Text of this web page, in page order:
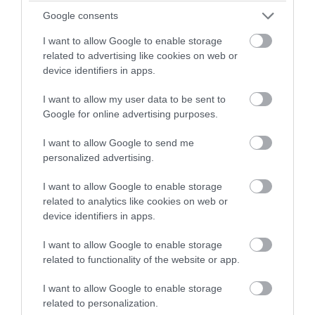
Google consents
I want to allow Google to enable storage
related to advertising like cookies on web or
device identifiers in apps.
I want to allow my user data to be sent to
Google for online advertising purposes.
I want to allow Google to send me
personalized advertising.
I want to allow Google to enable storage
related to analytics like cookies on web or
device identifiers in apps.
I want to allow Google to enable storage
related to functionality of the website or app.
I want to allow Google to enable storage
related to personalization.
Νέα μελέτη: Η εισπνοή καπνού
από τις πυρκαγιές αυξάνει τον
κίνδυνο για εγκύους και έμβρυα
Τι δείχνουν τα στοιχεία